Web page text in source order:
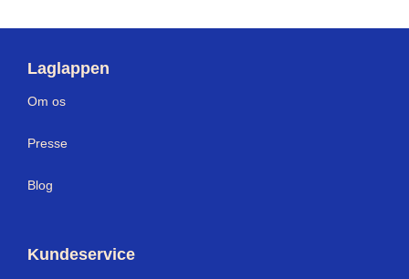
Laglappen
Om os
Presse
Blog
Kundeservice